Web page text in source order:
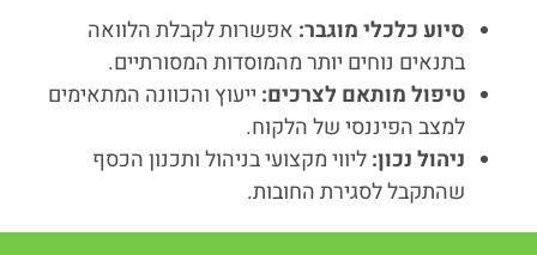
סיוע כלכלי מוגבר: אפשרות לקבלת הלוואה
בתנאים נוחים יותר מהמוסדות המסורתיים.
טיפול מותאם לצרכים: ייעוץ והכוונה המתאימים
למצב הפיננסי של הלקוח.
ניהול נכון:ליווי מקצועי בניהול ותכנון הכסף
שהתקבל לסגירת החובות.